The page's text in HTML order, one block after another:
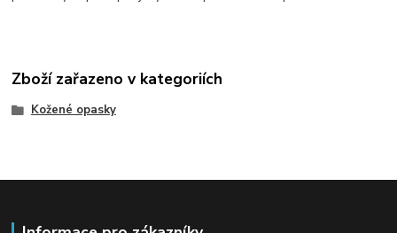
Zboží zařazeno v kategoriích
Kožené opasky